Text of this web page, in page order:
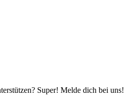
Super! Melde dich bei uns!